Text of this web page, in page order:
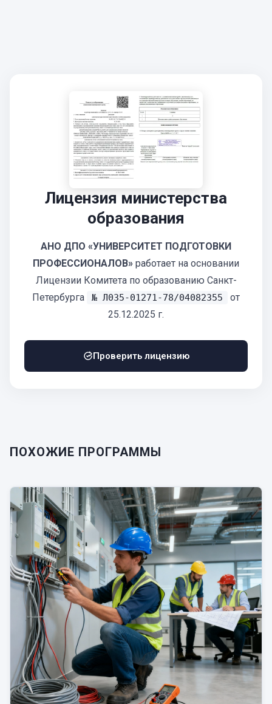
Лицензия министерства
образования
АНО ДПО «УНИВЕРСИТЕТ ПОДГОТОВКИ
ПРОФЕССИОНАЛОВ» работает на основании
Лицензии Комитета по образованию Санкт-
Петербурга
№ Л035-01271-78/04082355
от
25.12.2025 г.
Проверить лицензию
ПОХОЖИЕ ПРОГРАММЫ